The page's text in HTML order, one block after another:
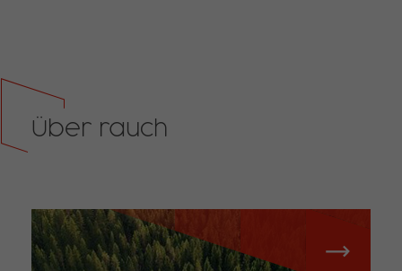
Über rauch